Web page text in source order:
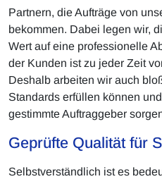
Partnern, die Aufträge von
bekommen. Dabei legen wir,
Wert auf eine professionelle
der Kunden ist zu jeder Zeit
Deshalb arbeiten wir auch
Standards erfüllen können
gestimmte Auftraggeber
Geprüfte Qualität für
Selbstverständlich ist es